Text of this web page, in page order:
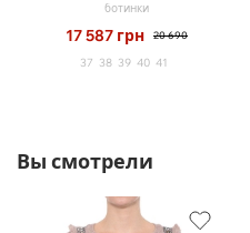
ботинки
17 587 грн 20 690
37 38 39 40 41
Вы смотрели